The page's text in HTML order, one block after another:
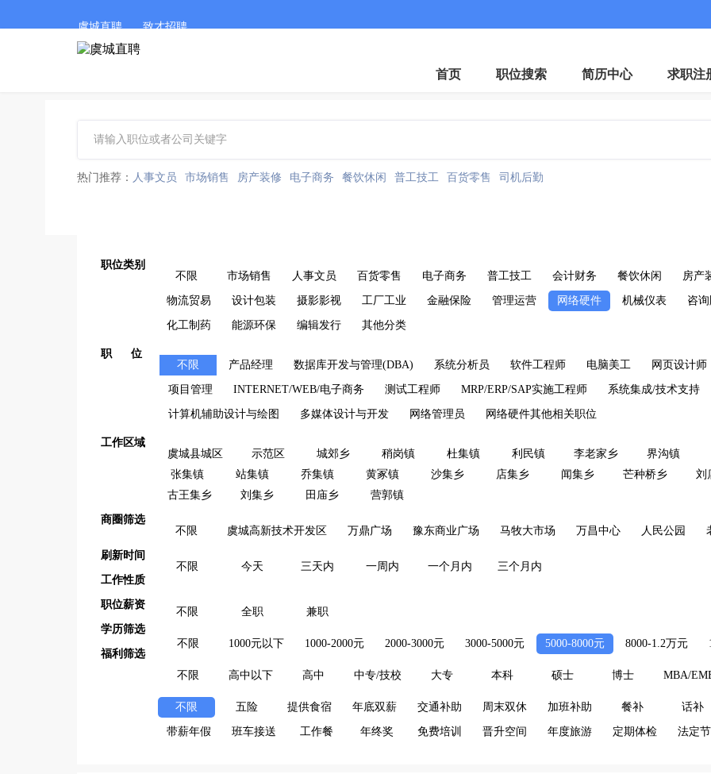
虞城直聘 致才招聘
首页 职位搜索 简历中心 求职注
热门推荐： 人事文员 市场销售 房产装修 电子商务 餐饮休闲 普工技工 百货零售 司机后勤
职位类别
不限
市场销售 人事文员 百货零售 电子商务 普工技工 会计财务 餐饮休闲 房产
物流贸易 设计包装 摄影影视 工厂工业 金融保险 管理运营 网络硬件 机械仪表 咨
化工制药 能源环保 编辑发行 其他分类
职 位
不限
产品经理 数据库开发与管理(DBA) 系统分析员 软件工程师 电脑美工 网页设计师
项目管理 INTERNET/WEB/电子商务 测试工程师 MRP/ERP/SAP实施工程师 系统集成/技术支持
计算机辅助设计与绘图 多媒体设计与开发 网络管理员 网络硬件其他相关职位
工作区域
虞城县城区
示范区 城郊乡 稍岗镇 杜集镇 利民镇 李老家乡
界沟镇
张集镇
站集镇 乔集镇 黄冢镇 沙集乡 店集乡 闻集乡 芒种桥乡
刘
古王集乡
刘集乡 田庙乡 营郭镇
商圈筛选
不限
虞城高新技术开发区 万鼎广场 豫东商业广场 马牧大市场 万昌中心 人民公园
刷新时间
不限
今天 三天内 一周内 一个月内
三个月内
工作性质
不限 全职 兼职
职位薪资
不限 1000元以下 1000-2000元 2000-3000元 3000-5000元 5000-8000元 8000-1.2万元
学历筛选
不限 高中以下 高中 中专/技校 大专 本科 硕士 博士 MBA/
福利筛选
不限 五险 提供食宿 年底双薪 交通补助 周末双休 加班补助 餐补 话补
带薪年假 班车接送 工作餐 年终奖 免费培训 晋升空间 年度旅游 定期体检 法定